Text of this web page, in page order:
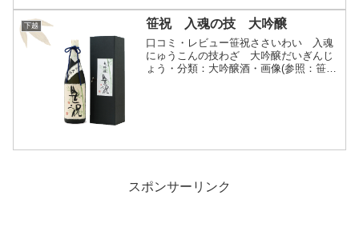
明・特徴など(参照：笹祝酒造株式会社)
クリックで開...
下越 笹祝 入魂の技 大吟醸
口コミ・レビュー笹祝ささいわい 入魂
にゅうこんの技わざ 大吟醸だいぎんじ
ょう・分類：大吟醸酒・画像(参照：笹祝
スポンサーリンク